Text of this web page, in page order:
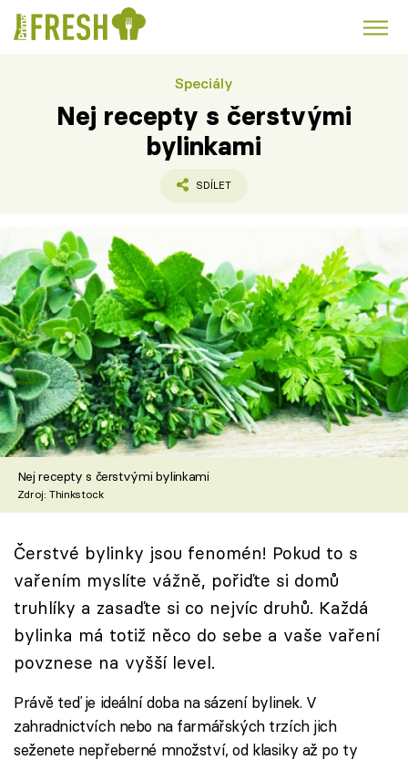
Polévky k večeři
Česká kuchyně Čokoláda
Témata
Recepty
Články
TV Program
Škola vaření
Recepty z TV
Speciál: Cuketa
Těhotnej kuchař
Sledujte prima+
Přihlášení
Sledujte nás
Speciály
Nej recepty s čerstvými
bylinkami
SDÍLET
Nej recepty s čerstvými bylinkami
Zdroj: Thinkstock
Čerstvé bylinky jsou fenomén! Pokud to s
vařením myslíte vážně, pořiďte si domů
truhlíky a zasaďte si co nejvíc druhů. Každá
bylinka má totiž něco do sebe a vaše vaření
povznese na vyšší level.
Právě teď je ideální doba na sázení bylinek. V
zahradnictvích nebo na farmářských trzích jich
seženete nepřeberné množství, od klasiky až po ty